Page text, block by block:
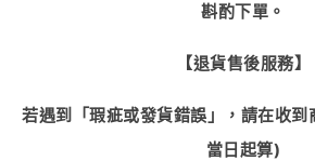
斟酌下單。
【退貨售後服務】
若遇到「瑕疵或發貨錯誤」，請在收到
當日起算)